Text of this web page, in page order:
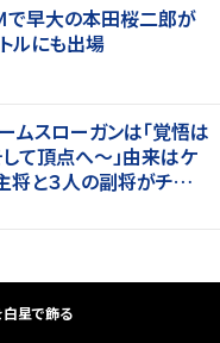
で早大の本田桜二郎が
ルにも出場
ムスローガンは「覚悟は
て頂点へ～」由来はケ
と３人の副将がチーム
１弾、国学院大
星で飾る